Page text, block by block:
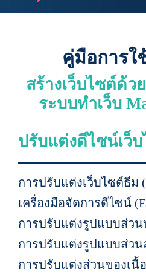
คู่มือการใ
สร้างเว็บไซต์ด้ว
ระบบทำเว็บ
ปรับแต่งดีไซน์เว็
การปรับแต่งเว็บไซต์ธีม
เครื่องมือจัดการดีไซน์
การปรับแต่งรูปแบบส่วน
การปรับแต่งรูปแบบส่วน
การปรับแต่งส่วนของเนื้อ